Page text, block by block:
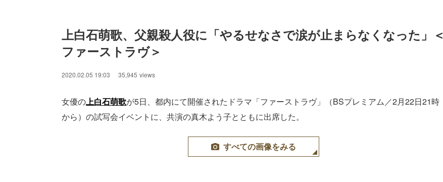
上白石萌歌、父親殺人役に「やるせなさで涙が止まらなくなった」＜
ファーストラヴ＞
2020.02.05 19:03 35,945 views
女優の上白石萌歌が5日、都内にて開催されたドラマ「ファーストラヴ」（BSプレミアム／2月22日21時
から）の試写会イベントに、共演の真木よう子とともに出席した。
すべての画像をみる